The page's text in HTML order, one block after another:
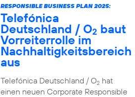
RESPONSIBLE BUSINESS PLAN 2025:
Telefónica
Deutschland / O2 baut
Vorreiterrolle im
Nachhaltigkeitsbereich
aus
Telefónica Deutschland / O2hat
einen neuen Corporate Responsible